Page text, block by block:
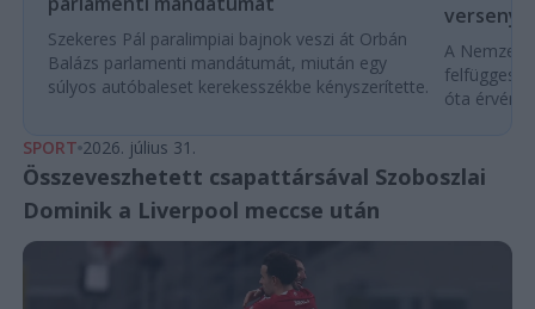
Szekeres Pál paralimpiai bajnok veszi át Orbán
Balázs parlamenti mandátumát, miután egy
súlyos autóbaleset kerekesszékbe kényszerítette.
A
óta
SPORT 2026. július 31.
Összeveszhetett csapattársával Szoboszlai
Dominik a Liverpool meccse után